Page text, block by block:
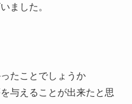
ました。
たことでしょうか
与えることが出来たと思